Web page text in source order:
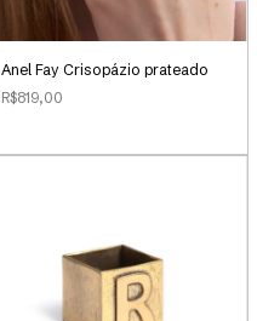
Anel Fay Crisopázio prateado
R$819,00